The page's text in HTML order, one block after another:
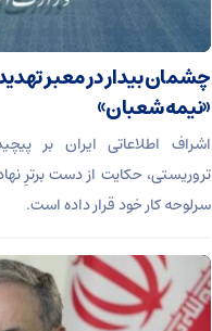
چشمان بیدار در معبر
«نیمه شعبان»
اشراف اطلاعاتی ایران بر
تروریستی، حکایت از دست برترِ
سرلوحه کار خود قرار داده است.